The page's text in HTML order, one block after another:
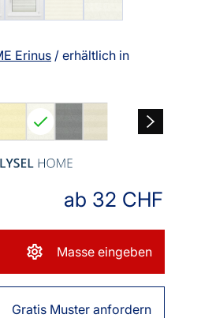
Erinus / erhältlich in
ab 32 CHF
Masse eingeben
Gratis Muster anfordern